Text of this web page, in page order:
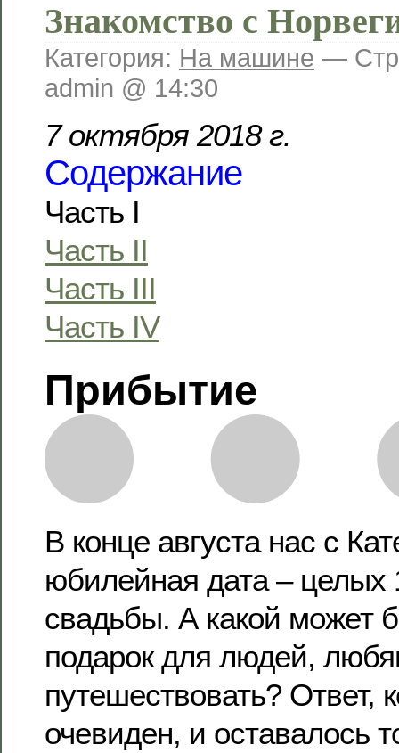
Знакомство с
Категория: На машине —
admin @ 14:30
7 октября 2018 г.
Содержание
Часть I
Часть II
Часть III
Часть IV
Прибытие
В конце августа нас с
юбилейная дата – целых
свадьбы. А какой может
подарок для людей,
путешествовать? Ответ,
очевиден, и оставалось